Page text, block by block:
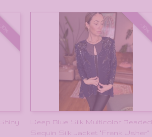
-30%
Deep Blue Silk Multicolor Beaded
Sequin Silk Jacket "Frank Usher"